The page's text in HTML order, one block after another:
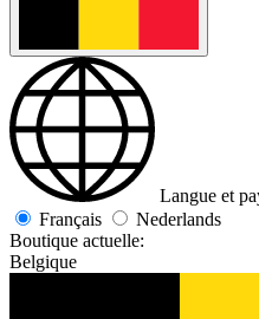
Langue et
Français
Nederlands
Boutique actuelle:
Belgique